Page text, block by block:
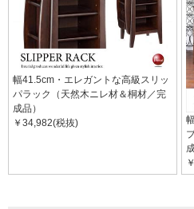
幅41.5cm・エレガントな高級スリッ
パラック（天然木ニレ材＆桐材／完
成品）
￥34,982(税抜)